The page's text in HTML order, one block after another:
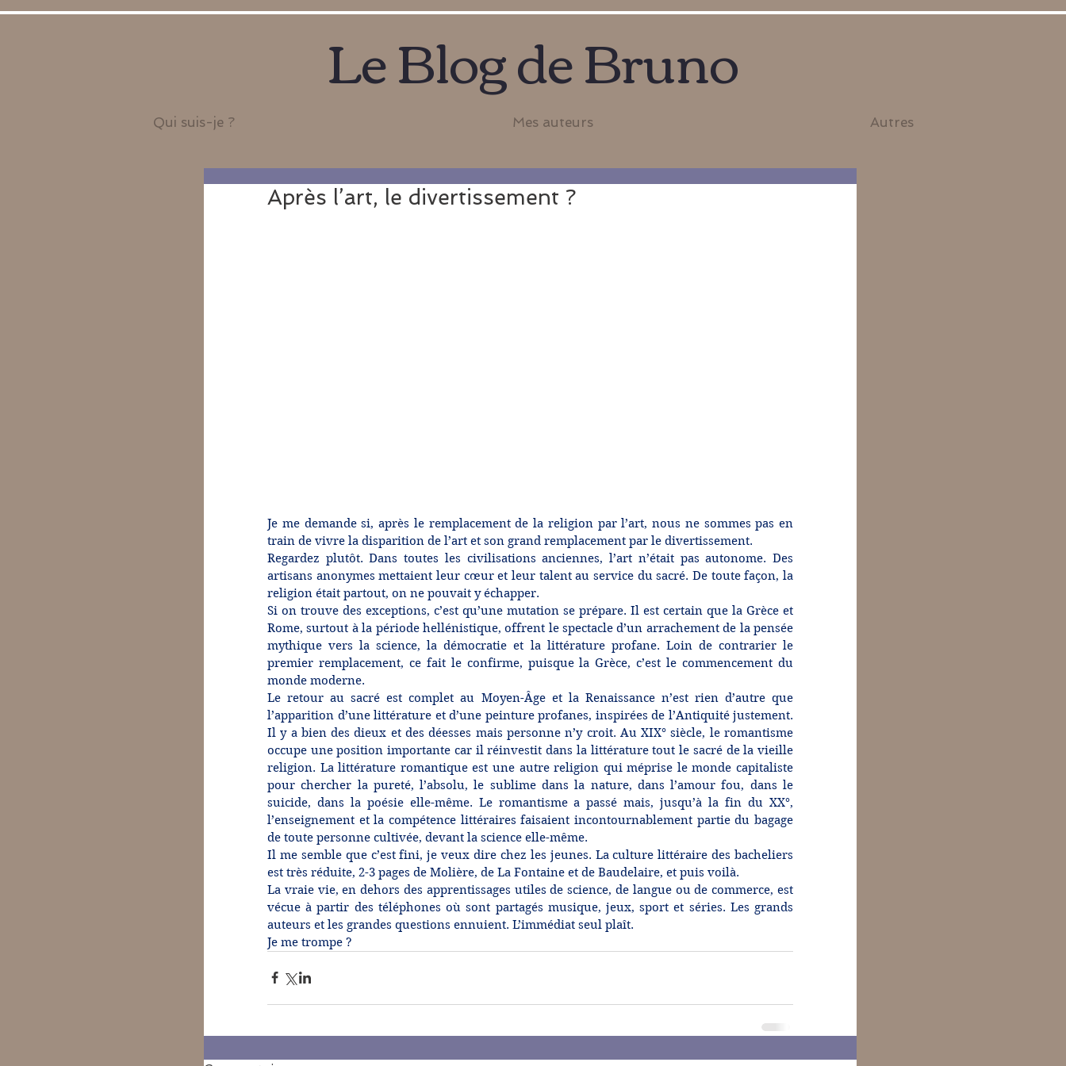
Qui suis-je ? Mes auteurs Autres
Le Blog de Bruno
Après l’art, le divertissement ?
Je me demande si, après le remplacement de la religion par l’art, nous ne sommes pas en
train de vivre la disparition de l’art et son grand remplacement par le divertissement.
Regardez plutôt. Dans toutes les civilisations anciennes, l’art n’était pas autonome. Des
artisans anonymes mettaient leur cœur et leur talent au service du sacré. De toute façon, la
religion était partout, on ne pouvait y échapper.
Si on trouve des exceptions, c’est qu’une mutation se prépare. Il est certain que la Grèce et
Rome, surtout à la période hellénistique, offrent le spectacle d’un arrachement de la pensée
mythique vers la science, la démocratie et la littérature profane. Loin de contrarier le
premier remplacement, ce fait le confirme, puisque la Grèce, c’est le commencement du
monde moderne.
Le retour au sacré est complet au Moyen-Âge et la Renaissance n’est rien d’autre que
l’apparition d’une littérature et d’une peinture profanes, inspirées de l’Antiquité justement.
Il y a bien des dieux et des déesses mais personne n’y croit. Au XIX° siècle, le romantisme
occupe une position importante car il réinvestit dans la littérature tout le sacré de la vieille
religion. La littérature romantique est une autre religion qui méprise le monde capitaliste
pour chercher la pureté, l’absolu, le sublime dans la nature, dans l’amour fou, dans le
suicide, dans la poésie elle-même. Le romantisme a passé mais, jusqu’à la fin du XX°,
l’enseignement et la compétence littéraires faisaient incontournablement partie du bagage
de toute personne cultivée, devant la science elle-même.
Il me semble que c’est fini, je veux dire chez les jeunes. La culture littéraire des bacheliers
est très réduite, 2-3 pages de Molière, de La Fontaine et de Baudelaire, et puis voilà.
La vraie vie, en dehors des apprentissages utiles de science, de langue ou de commerce, est
vécue à partir des téléphones où sont partagés musique, jeux, sport et séries. Les grands
auteurs et les grandes questions ennuient. L’immédiat seul plaît.
Je me trompe ?